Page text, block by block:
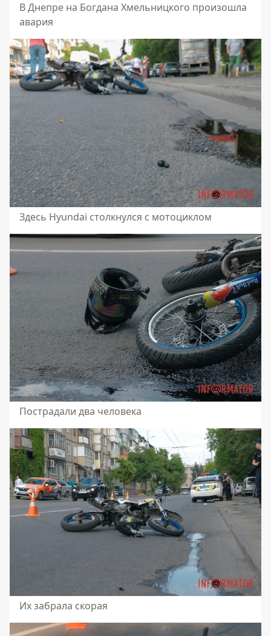
В Днепре на Богдана Хмельницкого произошла
авария
Здесь Hyundai столкнулся с мотоциклом
Пострадали два человека
Их забрала скорая